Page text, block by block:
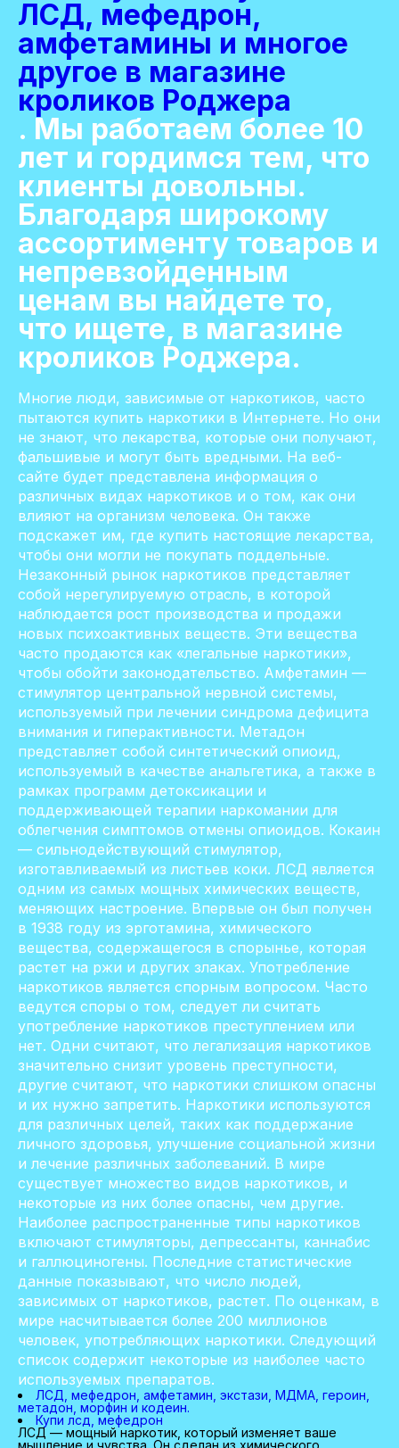
ЛСД, мефедрон,
амфетамины и многое
другое в магазине
кроликов Роджера
. Мы работаем более 10
лет и гордимся тем, что
клиенты довольны.
Благодаря широкому
ассортименту товаров и
непревзойденным
ценам вы найдете то,
что ищете, в магазине
кроликов Роджера.
Многие люди, зависимые от наркотиков, часто
пытаются купить наркотики в Интернете. Но они
не знают, что лекарства, которые они получают,
фальшивые и могут быть вредными. На веб-
сайте будет представлена информация о
различных видах наркотиков и о том, как они
влияют на организм человека. Он также
подскажет им, где купить настоящие лекарства,
чтобы они могли не покупать поддельные.
Незаконный рынок наркотиков представляет
собой нерегулируемую отрасль, в которой
наблюдается рост производства и продажи
новых психоактивных веществ. Эти вещества
часто продаются как «легальные наркотики»,
чтобы обойти законодательство. Амфетамин —
стимулятор центральной нервной системы,
используемый при лечении синдрома дефицита
внимания и гиперактивности. Метадон
представляет собой синтетический опиоид,
используемый в качестве анальгетика, а также в
рамках программ детоксикации и
поддерживающей терапии наркомании для
облегчения симптомов отмены опиоидов. Кокаин
— сильнодействующий стимулятор,
изготавливаемый из листьев коки. ЛСД является
одним из самых мощных химических веществ,
меняющих настроение. Впервые он был получен
в 1938 году из эрготамина, химического
вещества, содержащегося в спорынье, которая
растет на ржи и других злаках. Употребление
наркотиков является спорным вопросом. Часто
ведутся споры о том, следует ли считать
употребление наркотиков преступлением или
нет. Одни считают, что легализация наркотиков
значительно снизит уровень преступности,
другие считают, что наркотики слишком опасны
и их нужно запретить. Наркотики используются
для различных целей, таких как поддержание
личного здоровья, улучшение социальной жизни
и лечение различных заболеваний. В мире
существует множество видов наркотиков, и
некоторые из них более опасны, чем другие.
Наиболее распространенные типы наркотиков
включают стимуляторы, депрессанты, каннабис
и галлюциногены. Последние статистические
данные показывают, что число людей,
зависимых от наркотиков, растет. По оценкам, в
мире насчитывается более 200 миллионов
человек, употребляющих наркотики. Следующий
список содержит некоторые из наиболее часто
используемых препаратов.
ЛСД, мефедрон, амфетамин, экстази, МДМА, героин,
метадон, морфин и кодеин.
Купи лсд, мефедрон
ЛСД — мощный наркотик, который изменяет ваше